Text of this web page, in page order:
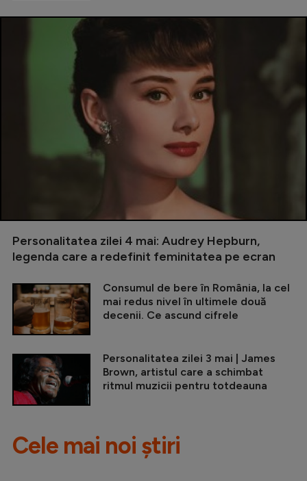
Personalitatea zilei 4 mai: Audrey Hepburn,
legenda care a redefinit feminitatea pe ecran
Consumul de bere în România, la cel
mai redus nivel în ultimele două
decenii. Ce ascund cifrele
Personalitatea zilei 3 mai | James
Brown, artistul care a schimbat
ritmul muzicii pentru totdeauna
Cele mai noi știri